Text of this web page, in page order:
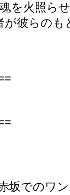
を火照ら
が彼らのも
坂でのワ